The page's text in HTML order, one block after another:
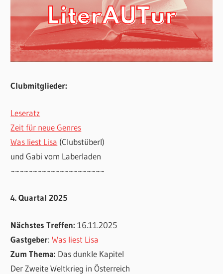
Clubmitglieder:
Leseratz
Zeit für neue Genres
Was liest Lisa (Clubstüberl)
und Gabi vom Laberladen
~~~~~~~~~~~~~~~~~~~~~
4. Quartal 2025
Nächstes Treffen:16.11.2025
Gastgeber:Was liest Lisa
Zum Thema: Das dunkle Kapitel
Der Zweite Weltkrieg in Österreich